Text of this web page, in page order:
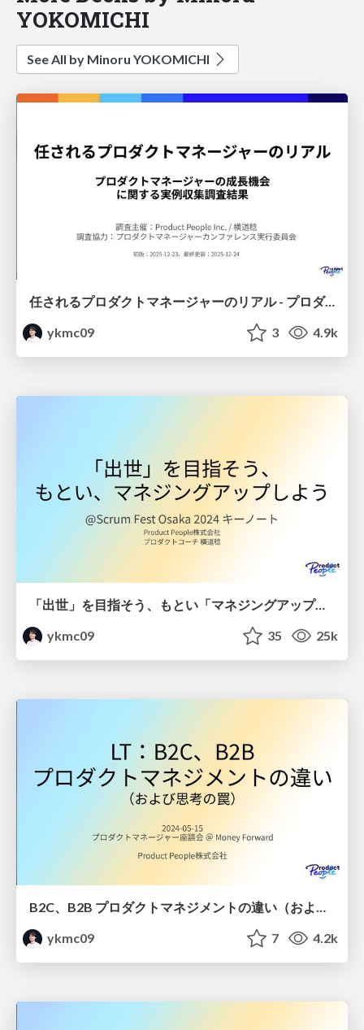
YOKOMICHI
See All by Minoru YOKOMICHI
任されるプロダクトマネージャーのリアル - プロダクトマネージャーの成長機会 に関する実例収集調査結果
ykmc09
3 4.9k
「出世」を目指そう、もとい「マネジングアップ」しよう / Managing Up
ykmc09
35 25k
B2C、B2B プロダクトマネジメントの違い（および思考の罠） / B2C, B2B PM and reduction fallacy
ykmc09
7 4.2k